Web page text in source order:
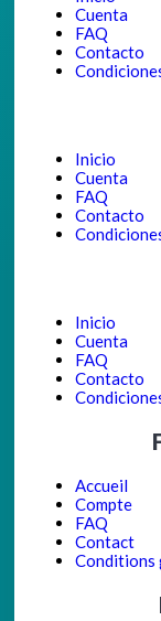
Cuenta
FAQ
Contacto
Inicio
Cuenta
FAQ
Contacto
Inicio
Cuenta
FAQ
Contacto
Accueil
Compte
FAQ
Contact
Conditions